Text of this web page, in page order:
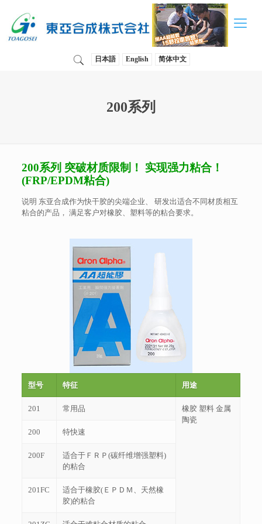
日本語 English 简体中文
200系列
200系列 突破材质限制！ 实现强力粘合！
(FRP/EPDM粘合)
说明 东亚合成作为快干胶的尖端企业、 研发出适合不同材质相互
粘合的产品， 满足客户对橡胶、塑料等的粘合要求。
型号 特征 用途
201 常用品
橡胶 塑料 金属
陶瓷
200
特快速
200F
适合于ＦＲＰ(碳纤维增强塑料)
的粘合
201FC
适合于橡胶(ＥＰＤＭ、天然橡
胶)的粘合